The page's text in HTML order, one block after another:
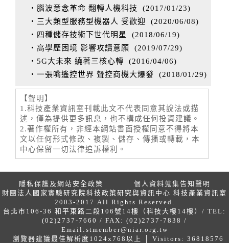
‧腦波意念革命 翻轉人機科技 (2017/01/23)
‧三大類型服務型機器人 受歡迎
(2020/06/08)
‧四種儲存技術下世代明星
(2018/06/19)
‧高學歷困境 影響攻讀意願
(2019/07/29)
‧5G大未來 繞著三核心轉 (2016/04/06)
‧一張嘴遙控世界 聲控商機大爆發 (2018/01/29)
【聲明】
1.科技產業資訊室刊載此文不代表同意其說法或描
述，僅為提供更多訊息，也不構成任何投資建議。
2.著作權所有，非經本網站書面授權同意不得將本
文以任何形式修改、複製、儲存、傳播或轉載，本
中心保留一切法律追訴權利。
隱私保護及網站安全政策
個人資料蒐集告知聲明
財團法人國家實驗研究院科技政策研究與資訊中心 科技產業資訊室
2003-2017 All Rights Reserved.
台北市106-36 和平東路二段106號14樓（科技大樓14樓）/ TEL:
(02)2737-7660 / FAX: (02)2737-7838 /
Email: stmember@niar.org.tw
瀏覽器建議最佳解析度1024x768以上 │ Visitors: 36818576